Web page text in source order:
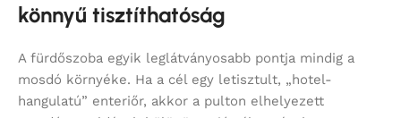
könnyű tisztíthatóság
A fürdőszoba egyik leglátványosabb pontja mindig a
mosdó környéke. Ha a cél egy letisztult, „hotel-
hangulatú” enteriőr, akkor a pulton elhelyezett